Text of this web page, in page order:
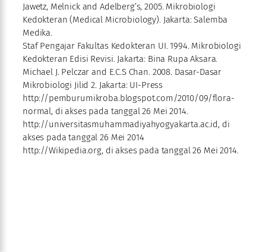
Jawetz, Melnick and Adelberg’s, 2005. Mikrobiologi
Kedokteran (Medical Microbiology). Jakarta: Salemba
Medika.
Staf Pengajar Fakultas Kedokteran UI. 1994. Mikrobiologi
Kedokteran Edisi Revisi. Jakarta: Bina Rupa Aksara.
Michael J. Pelczar and E.C.S Chan. 2008. Dasar-Dasar
Mikrobiologi Jilid 2. Jakarta: UI-Press
http://pemburumikroba.blogspot.com/2010/09/flora-
normal, di akses pada tanggal 26 Mei 2014.
http://universitasmuhammadiyahyogyakarta.ac.id, di
akses pada tanggal 26 Mei 2014
http://Wikipedia.org, di akses pada tanggal 26 Mei 2014.